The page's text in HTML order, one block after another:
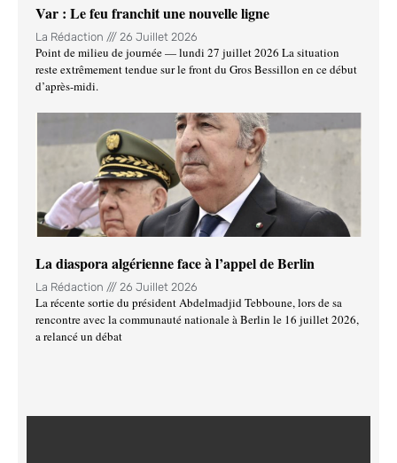
Var : Le feu franchit une nouvelle ligne
La Rédaction 26 Juillet 2026
Point de milieu de journée — lundi 27 juillet 2026 La situation
reste extrêmement tendue sur le front du Gros Bessillon en ce début
d’après-midi.
La diaspora algérienne face à l’appel de Berlin
La Rédaction 26 Juillet 2026
La récente sortie du président Abdelmadjid Tebboune, lors de sa
rencontre avec la communauté nationale à Berlin le 16 juillet 2026,
a relancé un débat